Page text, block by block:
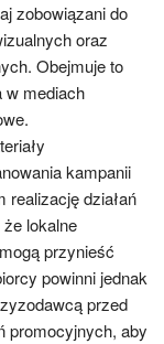
zobowiązani do
oraz
Obejmuje to
w mediach
kampanii
realizację działań
lokalne
przynieść
powinni jednak
przed
promocyjnych, aby